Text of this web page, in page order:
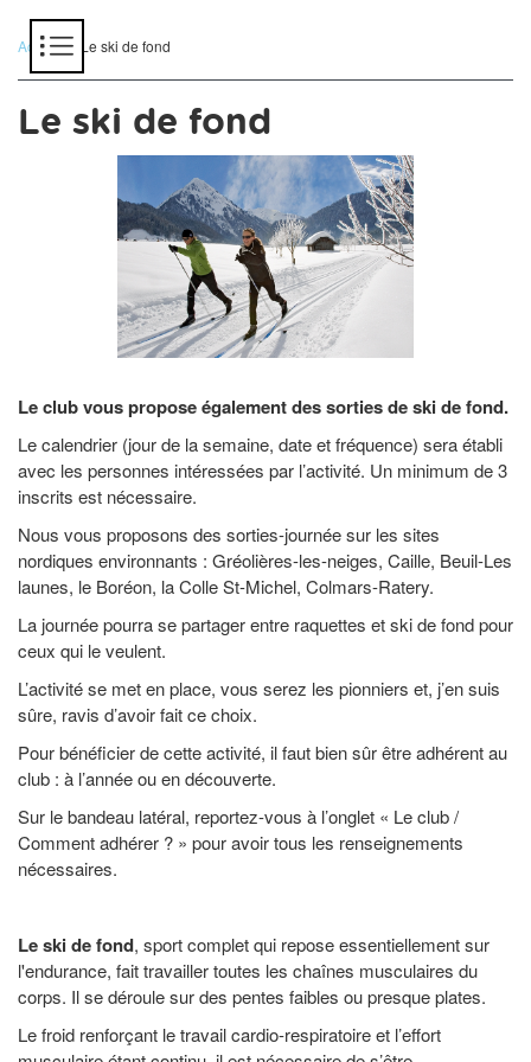
Accueil> Le ski de fond
Le ski de fond
Le club vous propose également des sorties de ski de fond.
Le calendrier (jour de la semaine, date et fréquence) sera établi
avec les personnes intéressées par l’activité. Un minimum de 3
inscrits est nécessaire.
Nous vous proposons des sorties-journée sur les sites
nordiques environnants : Gréolières-les-neiges, Caille, Beuil-Les
launes, le Boréon, la Colle St-Michel, Colmars-Ratery.
La journée pourra se partager entre raquettes et ski de fond pour
ceux qui le veulent.
L’activité se met en place, vous serez les pionniers et, j’en suis
sûre, ravis d’avoir fait ce choix.
Pour bénéficier de cette activité, il faut bien sûr être adhérent au
club : à l’année ou en découverte.
Sur le bandeau latéral, reportez-vous à l’onglet « Le club /
Comment adhérer ? » pour avoir tous les renseignements
nécessaires.
Le ski de fond, sport complet qui repose essentiellement sur
l'endurance, fait travailler toutes les chaînes musculaires du
corps. Il se déroule sur des pentes faibles ou presque plates.
Le froid renforçant le travail cardio-respiratoire et l’effort